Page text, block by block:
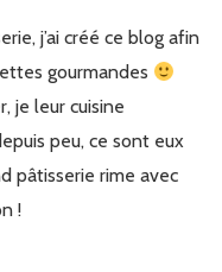
j’ai créé ce blog afin
gourmandes
je leur cuisine
peu, ce sont eux
pâtisserie rime avec
!